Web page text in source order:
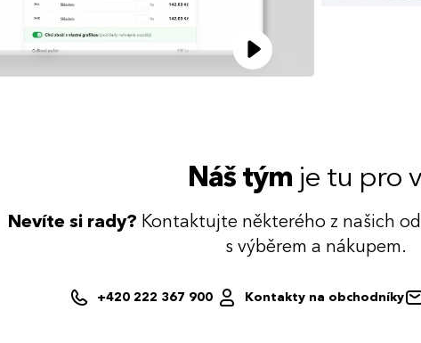
Náš tým je tu pro
Nevíte si rady? Kontaktujte některého z našich
s výběrem a nákupem.
+420 222 367 900 Kontakty na obchodníky